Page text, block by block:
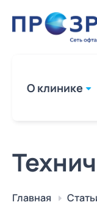
О клинике
Главная